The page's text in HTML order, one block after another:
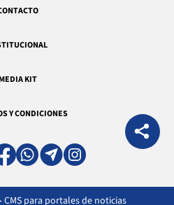
MEDIA KIT
Y CONDICIONES
CMS para portales de noticias